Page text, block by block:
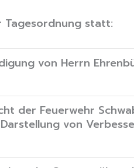
Tagesordnung statt:
von Herrn
der Feuerwehr
von